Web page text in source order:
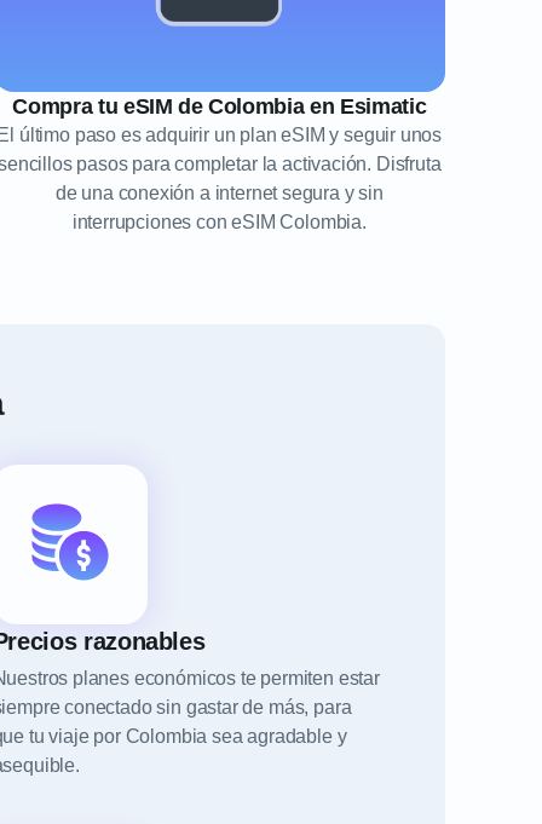
Compra tu eSIM de Colombia en Esimatic
último paso es adquirir un plan eSIM y seguir unos
pasos para completar la activación. Disfruta
de una conexión a internet segura y sin
interrupciones con eSIM Colombia.
razonables
planes económicos te permiten estar
conectado sin gastar de más, para
tu viaje por Colombia sea agradable y